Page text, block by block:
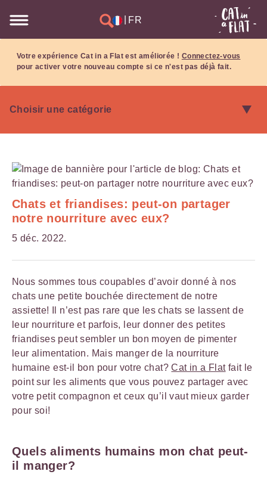
FR
Votre expérience Cat in a Flat est améliorée ! Connectez-vous
pour activer votre nouveau compte si ce n'est pas déjà fait.
Chats et friandises: peut-on partager
notre nourriture avec eux?
5 déc. 2022.
Nous sommes tous coupables d’avoir donné à nos
chats une petite bouchée directement de notre
assiette! Il n’est pas rare que les chats se lassent de
leur nourriture et parfois, leur donner des petites
friandises peut sembler un bon moyen de pimenter
leur alimentation. Mais manger de la nourriture
humaine est-il bon pour votre chat?Cat in a Flatfait le
point sur les aliments que vous pouvez partager avec
votre petit compagnon et ceux qu’il vaut mieux garder
pour soi!
Quels aliments humains mon chat peut-
il manger?